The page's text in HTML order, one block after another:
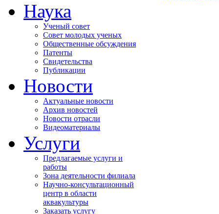
Наука
Ученый совет
Совет молодых ученых
Общественные обсуждения
Патенты
Свидетельства
Публикации
Новости
Актуальные новости
Архив новостей
Новости отрасли
Видеоматериалы
Услуги
Предлагаемые услуги и
работы
Зона деятельности филиала
Научно-консультационный
центр в области
аквакультуры
Заказать услугу